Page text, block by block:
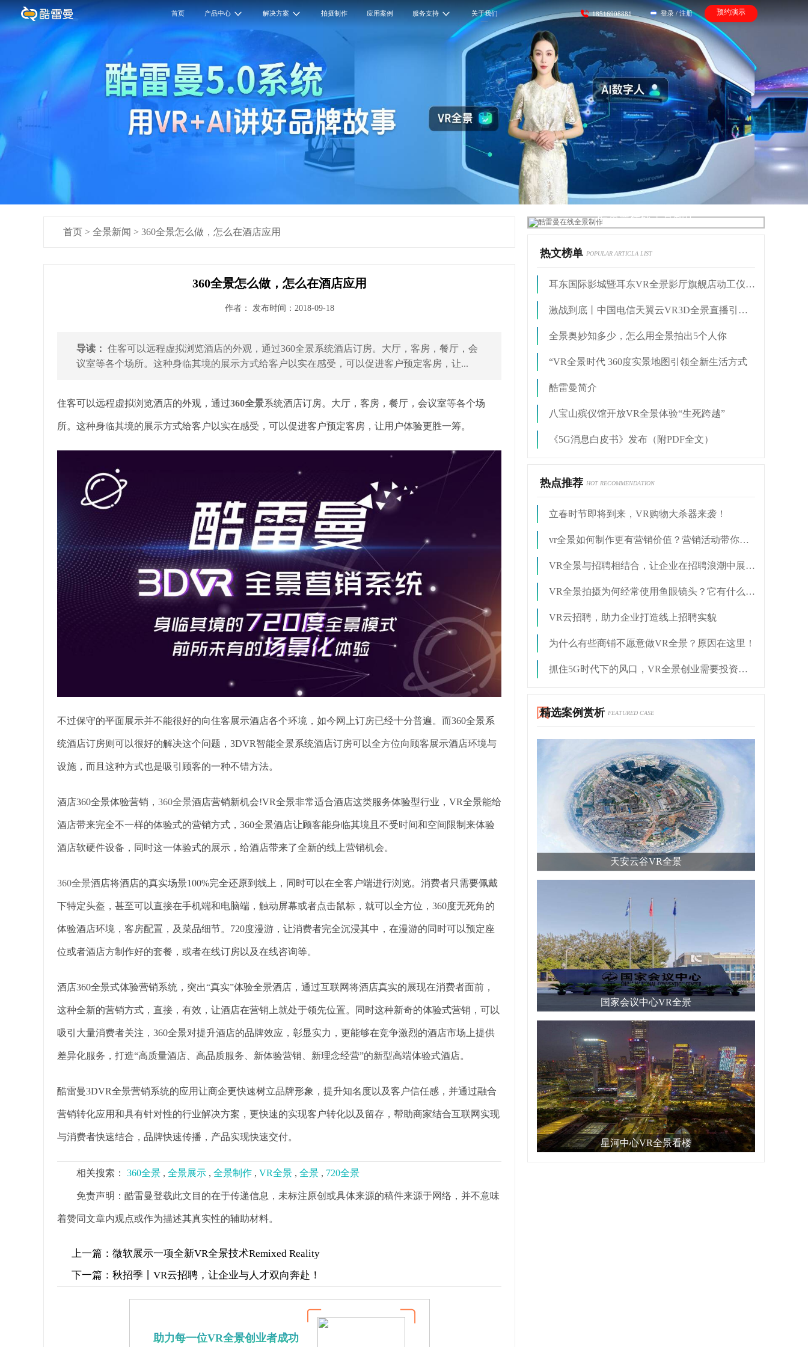
首页 产品中心 解决方案 拍摄制作 应用案例 服务支持 关于我们 18516908881 登录 / 注册 预约演示
首页 > 全景新闻 > 360全景怎么做，怎么在酒店应用
360全景怎么做，怎么在酒店应用
作者： 发布时间：2018-09-18
导读： 住客可以远程虚拟浏览酒店的外观，通过360全景系统酒店订房。大厅，客房，餐厅，会
议室等各个场所。这种身临其境的展示方式给客户以实在感受，可以促进客户预定客房，让...
住客可以远程虚拟浏览酒店的外观，通过360全景系统酒店订房。大厅，客房，餐厅，会议室等各个场
所。这种身临其境的展示方式给客户以实在感受，可以促进客户预定客房，让用户体验更胜一筹。
不过保守的平面展示并不能很好的向住客展示酒店各个环境，如今网上订房已经十分普遍。而360全景系
统酒店订房则可以很好的解决这个问题，3DVR智能全景系统酒店订房可以全方位向顾客展示酒店环境与
设施，而且这种方式也是吸引顾客的一种不错方法。
酒店360全景体验营销， 360全景酒店营销新机会!VR全景非常适合酒店这类服务体验型行业，VR全景能给
酒店带来完全不一样的体验式的营销方式，360全景酒店让顾客能身临其境且不受时间和空间限制来体验
酒店软硬件设备，同时这一体验式的展示，给酒店带来了全新的线上营销机会。
360全景酒店将酒店的真实场景100%完全还原到线上，同时可以在全客户端进行浏览。消费者只需要佩戴
下特定头盔，甚至可以直接在手机端和电脑端，触动屏幕或者点击鼠标，就可以全方位，360度无死角的
体验酒店环境，客房配置，及菜品细节。720度漫游，让消费者完全沉浸其中，在漫游的同时可以预定座
位或者酒店方制作好的套餐，或者在线订房以及在线咨询等。
酒店360全景式体验营销系统，突出“真实”体验全景酒店，通过互联网将酒店真实的展现在消费者面前，
这种全新的营销方式，直接，有效，让酒店在营销上就处于领先位置。同时这种新奇的体验式营销，可以
吸引大量消费者关注，360全景对提升酒店的品牌效应，彰显实力，更能够在竞争激烈的酒店市场上提供
差异化服务，打造“高质量酒店、高品质服务、新体验营销、新理念经营”的新型高端体验式酒店。
酷雷曼3DVR全景营销系统的应用让商企更快速树立品牌形象，提升知名度以及客户信任感，并通过融合
营销转化应用和具有针对性的行业解决方案，更快速的实现客户转化以及留存，帮助商家结合互联网实现
与消费者快速结合，品牌快速传播，产品实现快速交付。
相关搜索： 360全景 , 全景展示 , 全景制作 , VR全景 , 全景 , 720全景
免责声明：酷雷曼登载此文目的在于传递信息，未标注原创或具体来源的稿件来源于网络，并不意味
着赞同文章内观点或作为描述其真实性的辅助材料。
上一篇： 微软展示一项全新VR全景技术Remixed Reality
下一篇： 秋招季丨VR云招聘，让企业与人才双向奔赴！
助力每一位VR全景创业者成功
酷雷曼在线全景制作
热文榜单 POPULAR ARTICLA LIST
耳东国际影城暨耳东VR全景影厅旗舰店动工仪式盛大举行
激战到底丨中国电信天翼云VR3D全景直播引燃拳击热火
全景奥妙知多少，怎么用全景拍出5个人你
“VR全景时代 360度实景地图引领全新生活方式
酷雷曼简介
八宝山殡仪馆开放VR全景体验“生死跨越”
《5G消息白皮书》发布（附PDF全文）
热点推荐 HOT RECOMMENDATION
立春时节即将到来，VR购物大杀器来袭！
vr全景如何制作更有营销价值？营销活动带你玩不停
VR全景与招聘相结合，让企业在招聘浪潮中展现实力
VR全景拍摄为何经常使用鱼眼镜头？它有什么魅力？
VR云招聘，助力企业打造线上招聘实貌
为什么有些商铺不愿意做VR全景？原因在这里！
抓住5G时代下的风口，VR全景创业需要投资什么？
精选案例赏析 FEATURED CASE
天安云谷VR全景
国家会议中心VR全景
星河中心VR全景看楼